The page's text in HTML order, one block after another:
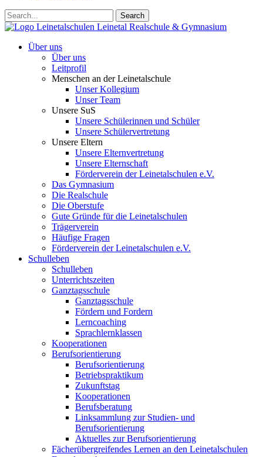
Search
Leinetalschulen Leinetal Realschule & Gymnasium
Über uns
Über uns
Leitprofil
Menschen an der Leinetalschule
Unser Kollegium
Unser Team
Unsere SuS
Unsere Schülerinnen und Schüler
Unsere Schülervertretung
Unsere Eltern
Unsere Elternvertretung
Unsere Elternschaft
Förderverein der Leinetalschulen e.V.
Das Gymnasium
Die Realschule
Die Oberstufe
Gute Gründe für die Leinetalschulen
Trägerverein
Häufige Fragen
Förderverein der Leinetalschulen e.V.
Schulleben
Schulleben
Unterrichtszeiten
Ganztagsschule
Ganztagsschule
Fördern und Fordern
Lerncoaching
Sprachlernklassen
Kooperationen
Berufsorientierung
Berufsorientierung
Betriebspraktikum
Zukunftstag
Kooperationen
Berufsberatung
Linksammlung zur Studien- und
Berufsorientierung
Aktuelles zur Berufsorientierung
Fächerübergreifendes Lernen an den Leinetalschulen